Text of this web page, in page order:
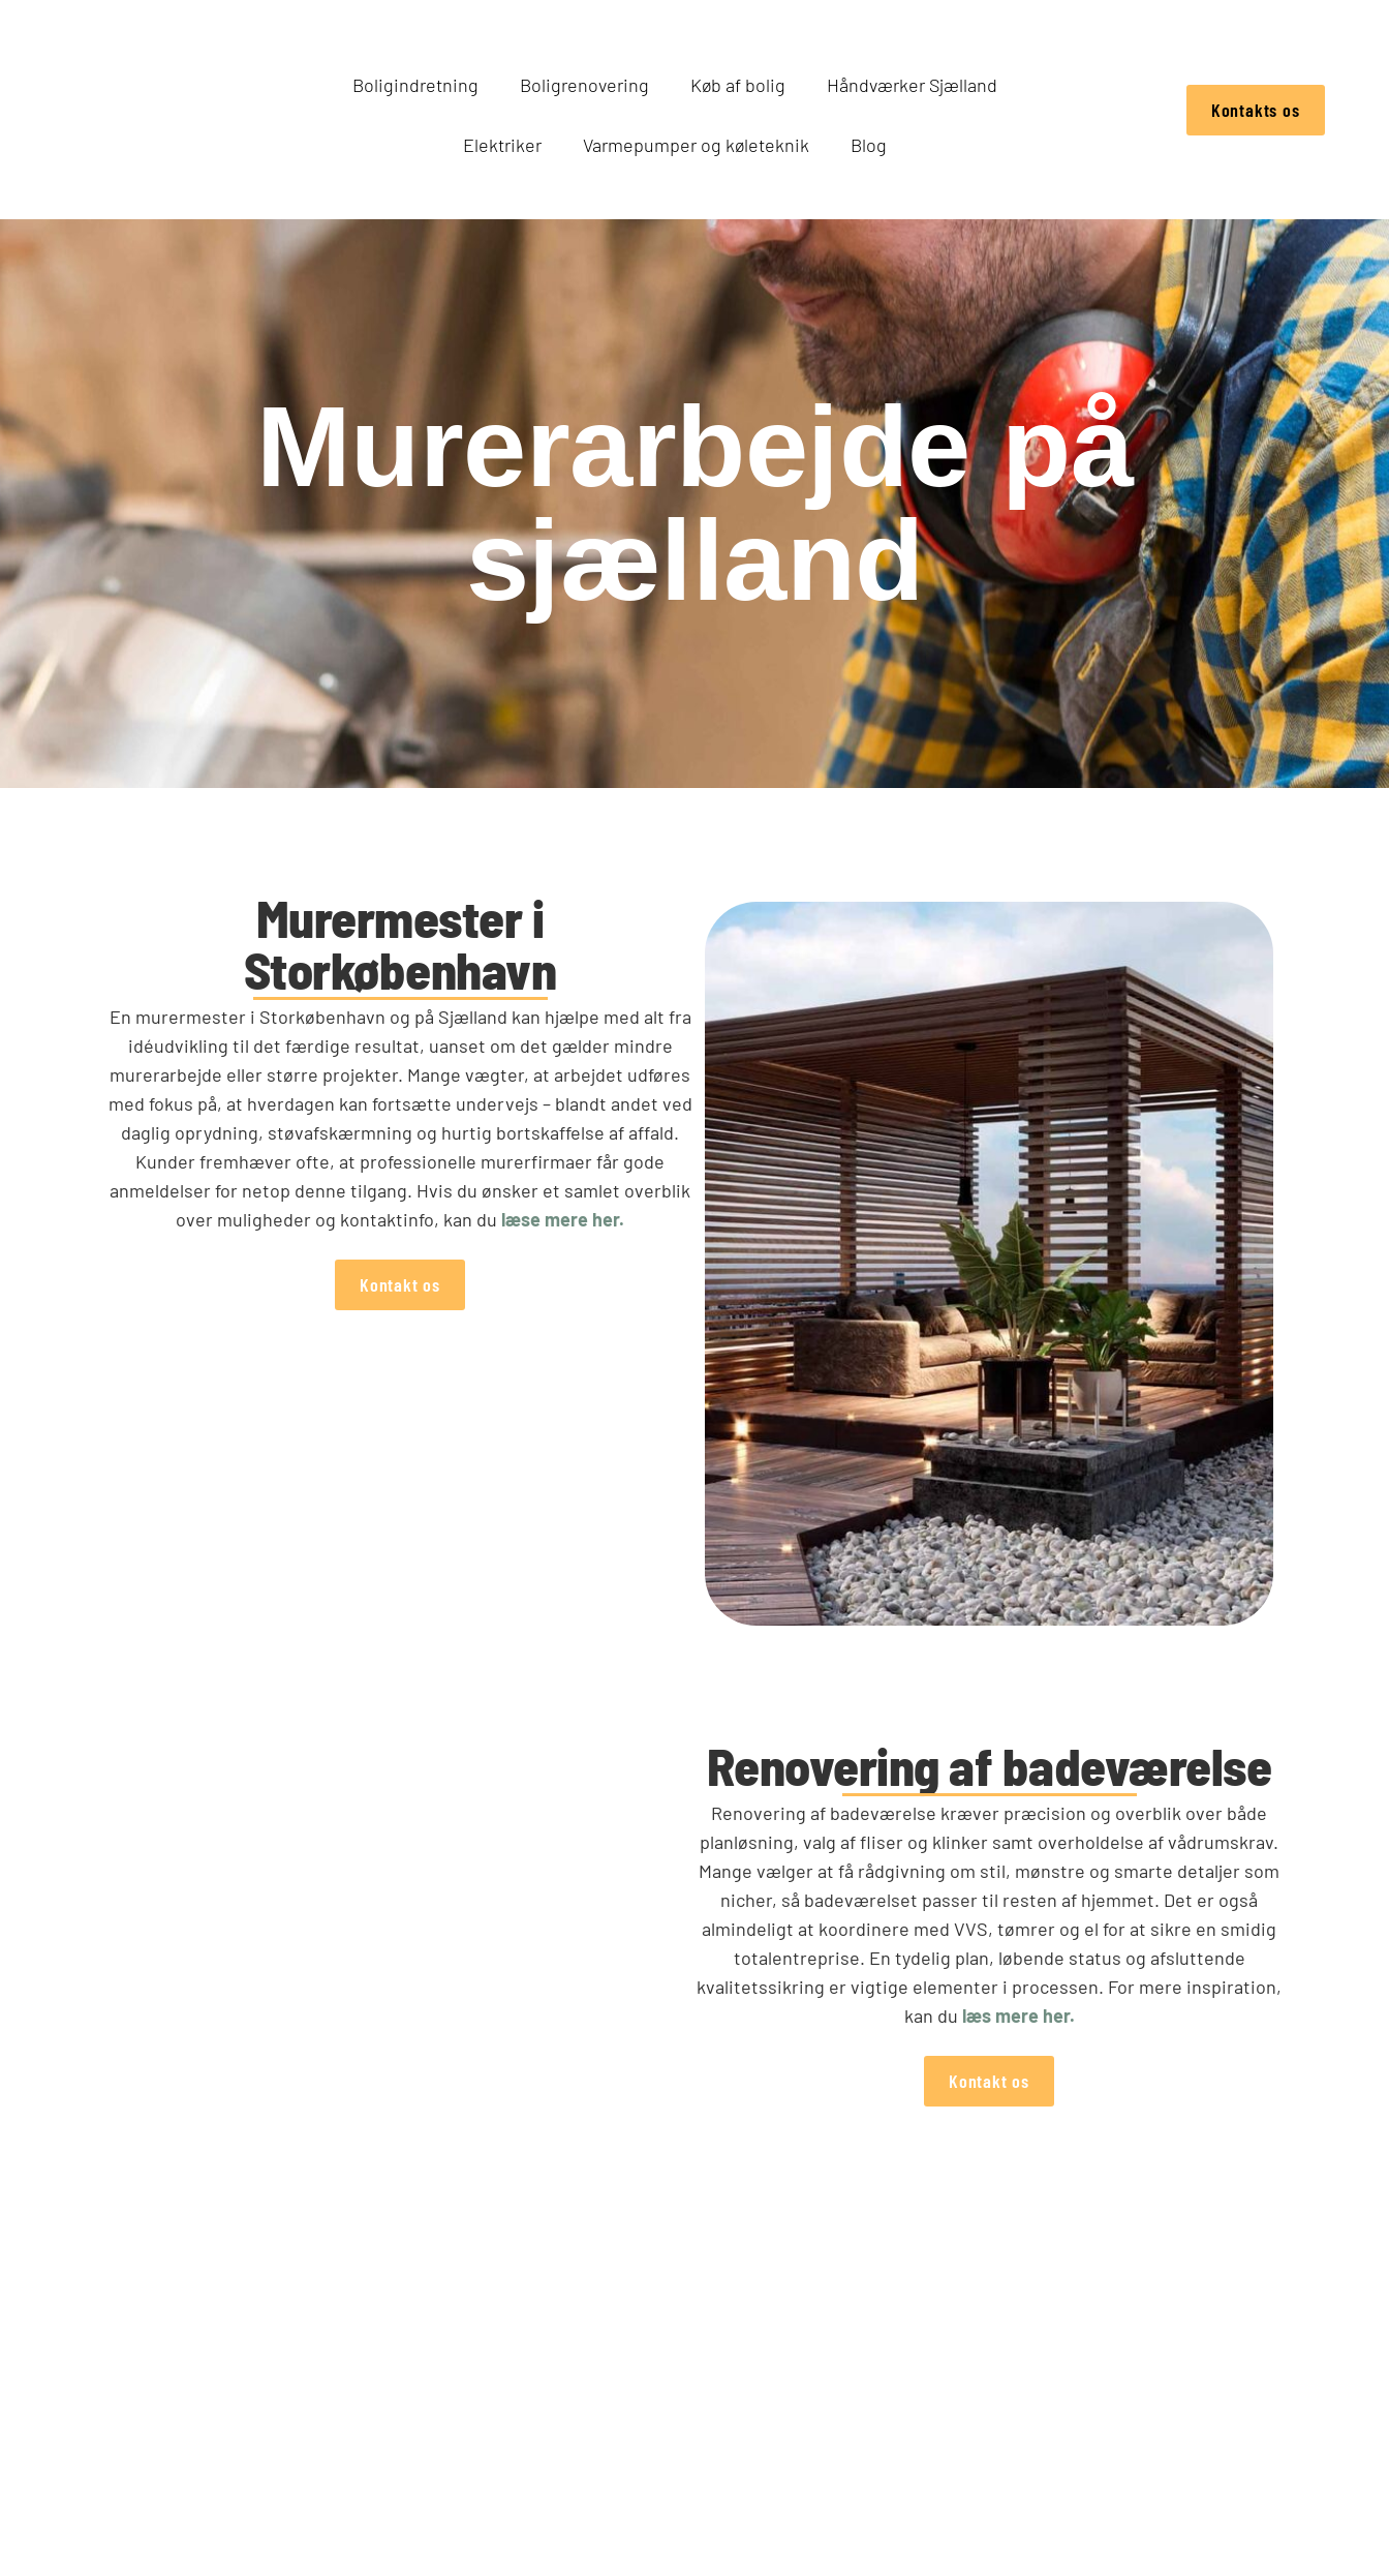
Boligindretning Boligrenovering Køb af bolig Håndværker Sjælland
Elektriker Varmepumper og køleteknik Blog
Kontakts os
Murerarbejde på
sjælland
Murermester i
Storkøbenhavn
En murermester i Storkøbenhavn og på Sjælland kan hjælpe med alt fra
idéudvikling til det færdige resultat, uanset om det gælder mindre
murerarbejde eller større projekter. Mange vægter, at arbejdet udføres
med fokus på, at hverdagen kan fortsætte undervejs – blandt andet ved
daglig oprydning, støvafskærmning og hurtig bortskaffelse af affald.
Kunder fremhæver ofte, at professionelle murerfirmaer får gode
anmeldelser for netop denne tilgang. Hvis du ønsker et samlet overblik
over muligheder og kontaktinfo, kan du læse mere her.
Kontakt os
Renovering af badeværelse
Renovering af badeværelse kræver præcision og overblik over både
planløsning, valg af fliser og klinker samt overholdelse af vådrumskrav.
Mange vælger at få rådgivning om stil, mønstre og smarte detaljer som
nicher, så badeværelset passer til resten af hjemmet. Det er også
almindeligt at koordinere med VVS, tømrer og el for at sikre en smidig
totalentreprise. En tydelig plan, løbende status og afsluttende
kvalitetssikring er vigtige elementer i processen. For mere inspiration,
kan du læs mere her.
Kontakt os